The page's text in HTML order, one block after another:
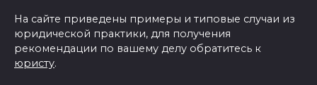
На сайте приведены примеры и типовые случаи из
юридической практики, для получения
рекомендации по вашему делу обратитесь к
юристу.